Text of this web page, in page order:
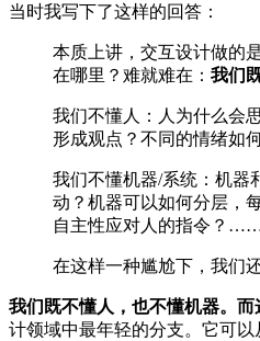
当时我写下了这样的回答：
本质上讲，交互设计做的
在哪里？难就难在： 我们
我们不懂人：人为什么会
形成观点？不同的情绪如
我们不懂机器/系统：机器
动？机器可以如何分层，
自主性应对人的指令？
在这样一种尴尬下，我们
我们既不懂人，也不懂机器。而
计领域中最年轻的分支。它可